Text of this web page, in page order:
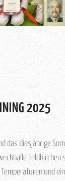
2025
das diesjährige
Feldkirchen
und